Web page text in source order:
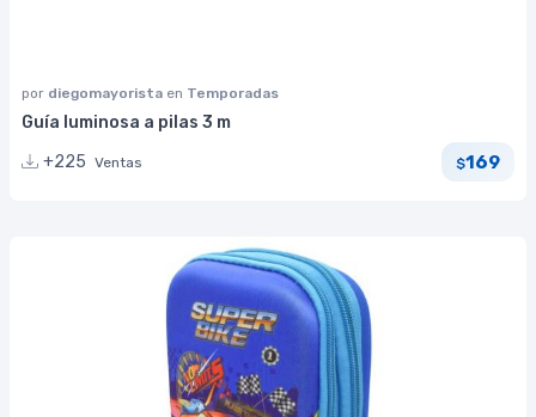
por diegomayorista en Temporadas
Guía luminosa a pilas 3 m
+225 Ventas $169